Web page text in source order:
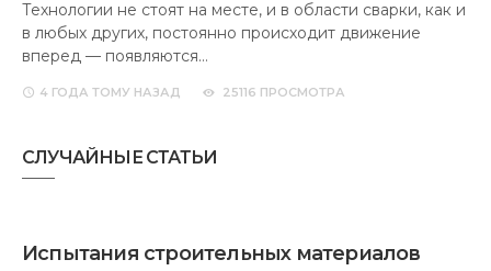
Технологии не стоят на месте, и в области сварки, как и
в любых других, постоянно происходит движение
вперед — появляются…
4 ГОДА ТОМУ НАЗАД 25116 ПРОСМОТРА
СЛУЧАЙНЫЕ СТАТЬИ
Испытания строительных материалов